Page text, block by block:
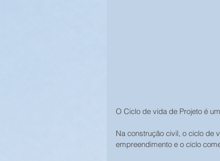
O Ciclo de vida de Projeto é
Na construção civil, o ciclo de
empreendimento e o ciclo